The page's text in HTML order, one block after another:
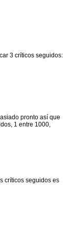
3 críticos seguidos:
pronto así que
1 entre 1000,
críticos seguidos es